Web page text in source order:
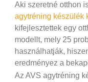
Aki szeretné otthon
agytréning készülék
kifejlesztettek egy
modellt, mely 25
használhatják,
eredményez a
Az AVS agytréning